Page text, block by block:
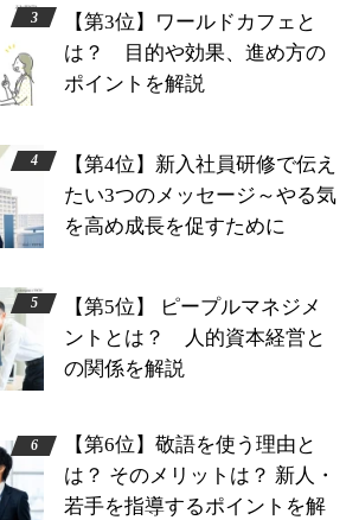
【第3位】ワールドカフェと
は？ 目的や効果、進め方の
ポイントを解説
【第4位】新入社員研修で伝え
たい3つのメッセージ～やる気
を高め成長を促すために
【第5位】 ピープルマネジメ
ントとは？ 人的資本経営と
の関係を解説
【第6位】敬語を使う理由と
は？ そのメリットは？ 新人・
若手を指導するポイントを解